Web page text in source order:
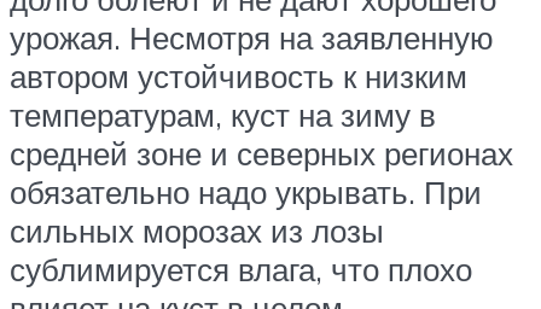
урожая. Несмотря на заявленную
автором устойчивость к низким
температурам, куст на зиму в
средней зоне и северных регионах
обязательно надо укрывать. При
сильных морозах из лозы
сублимируется влага, что плохо